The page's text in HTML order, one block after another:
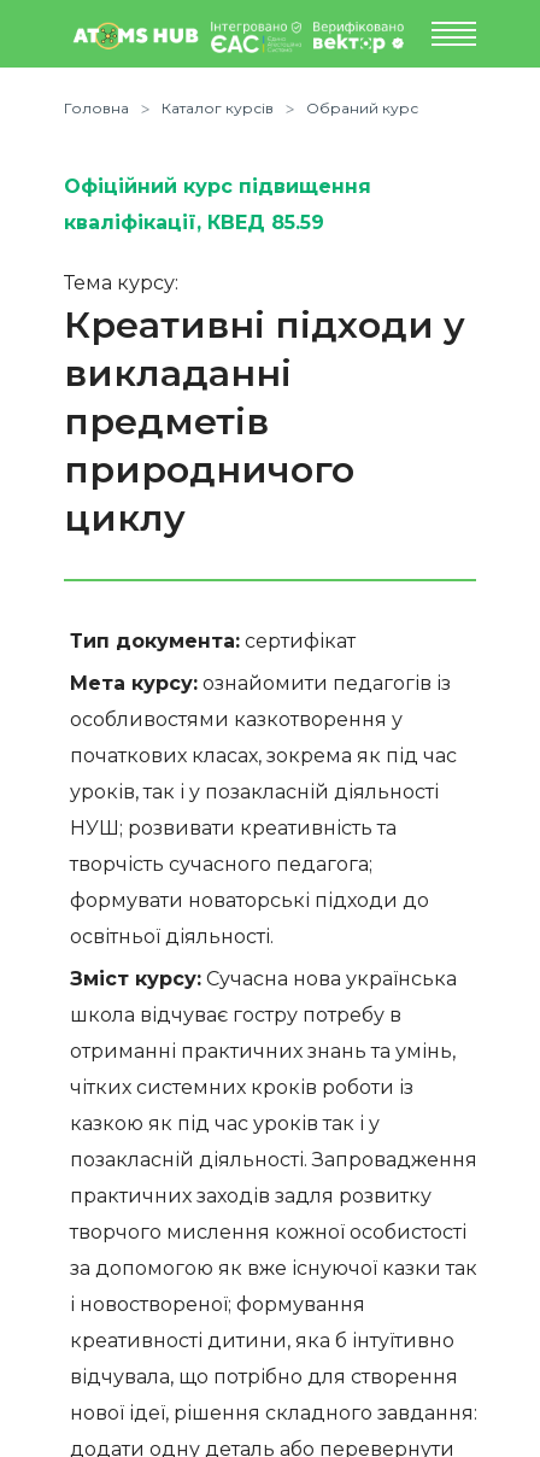
Головна Каталог курсів Обраний курс
Офіційний курс підвищення
кваліфікації, КВЕД 85.59
Тема курсу:
Креативні підходи у
викладанні
предметів
природничого
циклу
Тип документа: сертифікат
Мета курсу: ознайомити педагогів із
особливостями казкотворення у
початкових класах, зокрема як під час
уроків, так і у позакласній діяльності
НУШ; розвивати креативність та
творчість сучасного педагога;
формувати новаторські підходи до
освітньої діяльності.
Зміст курсу: Сучасна нова українська
школа відчуває гостру потребу в
отриманні практичних знань та умінь,
чітких системних кроків роботи із
казкою як під час уроків так і у
позакласній діяльності. Запровадження
практичних заходів задля розвитку
творчого мислення кожної особистості
за допомогою як вже існуючої казки так
і новоствореної; формування
креативності дитини, яка б інтуїтивно
відчувала, що потрібно для створення
нової ідеї, рішення складного завдання:
додати одну деталь або перевернути